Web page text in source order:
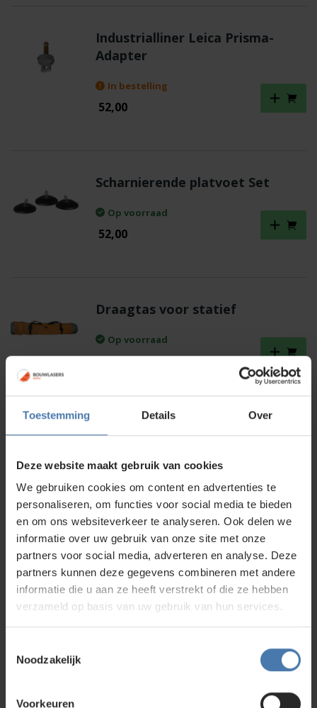
Toestemming Details Over
Deze website maakt gebruik van cookies
We gebruiken cookies om content en advertenties te
personaliseren, om functies voor social media te bieden
en om ons websiteverkeer te analyseren. Ook delen we
informatie over uw gebruik van onze site met onze
partners voor social media, adverteren en analyse. Deze
partners kunnen deze gegevens combineren met andere
informatie die u aan ze heeft verstrekt of die ze hebben
verzameld op basis van uw gebruik van hun services.
Noodzakelijk
Voorkeuren
Industrialliner Leica Prisma-
Adapter
In bestelling
52,00
Scharnierende platvoet Set
Op voorraad
52,00
Draagtas voor statief
Op voorraad
29,00
Welke statief heb ik nodig?
Nedo statieven worden gekenmerkt door een maximale
stabiliteit en betrouwbaarheid en door een uiterst robuuste
constructie. Daardoor beschikken alle Nedo-statieven over
specifieke details waar het op aankomt: – Aluminium
snelklemhendel: optimaal voor het ruwe gebruik op de bouw
– Messing scharnierpen: robuust en betrouwbaar –
Klemschroef met naar opzij wegklapbare pasloodhaak:
optimaal voor het gebruik van een optisch paslood of een
laserpaslood. Nedo statieven voor de interieurbouw zijn
Bouwlasersonline.nl
Neem gerust contact met ons op, als er twijfel is in je